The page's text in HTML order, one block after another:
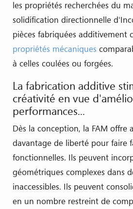
les propriétés recherchées du
solidification directionnelle
pièces fabriquées additivement
propriétés mécaniques
à celles coulées ou forgées.
La fabrication additive
créativité en vue
performances...
Dès la conception, la FAM offre
davantage de liberté pour faire
fonctionnelles. Ils peuvent
géométriques complexes dans
inaccessibles. Ils peuvent
en un nombre restreint de